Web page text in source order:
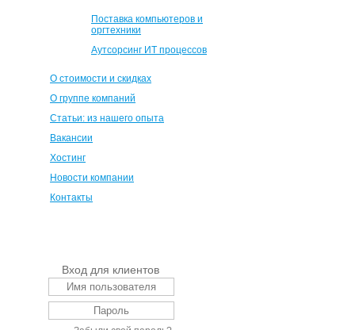
Поставка компьютеров и
оргтехники
Аутсорсинг ИТ процессов
О стоимости и скидках
О группе компаний
Статьи: из нашего опыта
Вакансии
Хостинг
Новости компании
Контакты
Вход для клиентов